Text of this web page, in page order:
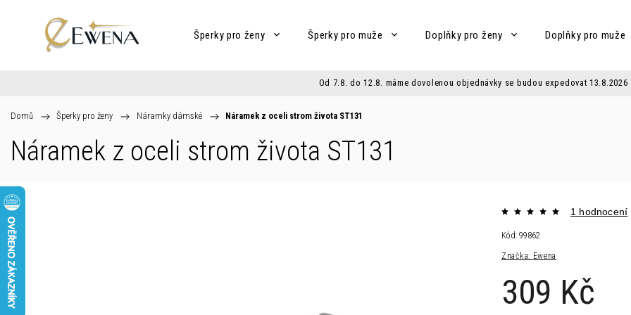
Šperky pro ženy Šperky pro muže Doplňky pro ženy Doplňky pro muže
Od 7.8. do 12.8. máme dovolenou objednávky se budou expedovat 13.8.2026
Domů / Šperky pro ženy / Náramky dámské / Náramek z oceli strom života ST131
Náramek z oceli strom života ST131
Značka: Ewena
1 hodnocení
309 Kč
Kód: 99862